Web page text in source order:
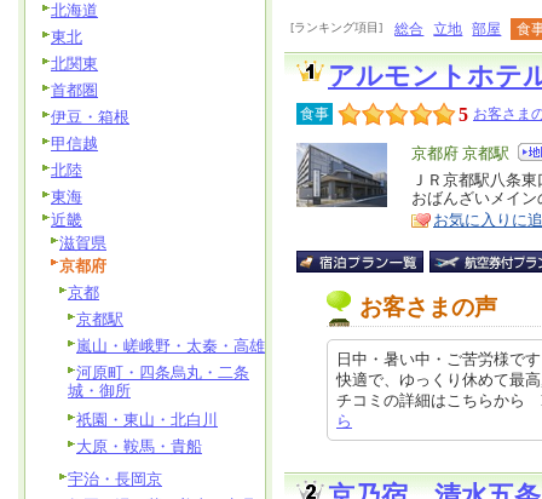
[ランキング項目] 総合 立地 部屋 食
アルモントホテ
食事 5 お客さま
エ
リ
ア
京都府 京都駅
特
徴
ＪＲ京都駅八条
おばんざいメイ
お気に入りに
お客さまの声
日中・暑い中・ご苦労様で
快適で、ゆっくり休めて最
チコミの詳細はこちらか
ら
北海道
東北
北関東
首都圏
伊豆・箱根
甲信越
北陸
東海
近畿
滋賀県
京都府
京都
京都駅
嵐山・嵯峨野・太秦・高雄
河原町・四条烏丸・二条
城・御所
祇園・東山・北白川
大原・鞍馬・貴船
宇治・長岡京